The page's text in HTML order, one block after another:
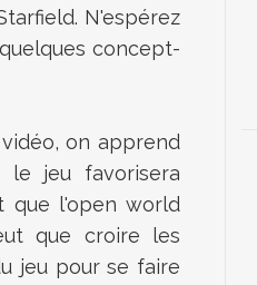
N'espérez
concept-
on apprend
le jeu favorisera
que l'open world
que croire les
jeu pour se faire